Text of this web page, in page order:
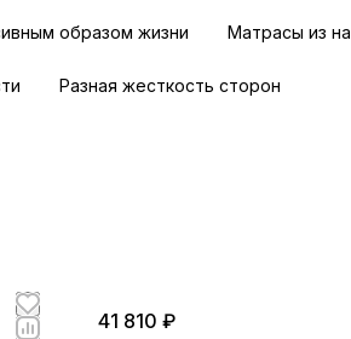
образом жизни Матрасы из
Разная жесткость сторон
41 810 ₽